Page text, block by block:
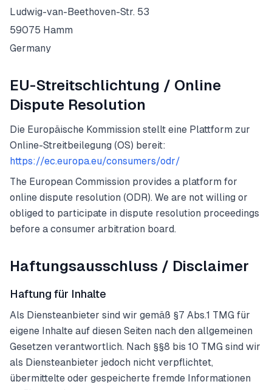
Ludwig-van-Beethoven-Str. 53
59075 Hamm
Germany
EU-Streitschlichtung / Online
Dispute Resolution
Die Europäische Kommission stellt eine Plattform zur
Online-Streitbeilegung (OS) bereit:
https://ec.europa.eu/consumers/odr/
The European Commission provides a platform for
online dispute resolution (ODR). We are not willing or
obliged to participate in dispute resolution proceedings
before a consumer arbitration board.
Haftungsausschluss / Disclaimer
Haftung für Inhalte
Als Diensteanbieter sind wir gemäß §7 Abs.1 TMG für
eigene Inhalte auf diesen Seiten nach den allgemeinen
Gesetzen verantwortlich. Nach §§8 bis 10 TMG sind wir
als Diensteanbieter jedoch nicht verpflichtet,
übermittelte oder gespeicherte fremde Informationen